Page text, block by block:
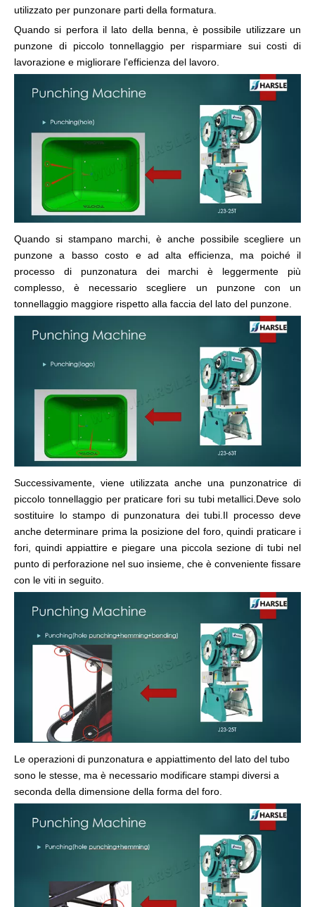
utilizzato per punzonare parti della formatura.
Quando si perfora il lato della benna, è possibile utilizzare un
punzone di piccolo tonnellaggio per risparmiare sui costi di
lavorazione e migliorare l'efficienza del lavoro.
Quando si stampano marchi, è anche possibile scegliere un
punzone a basso costo e ad alta efficienza, ma poiché il
processo di punzonatura dei marchi è leggermente più
complesso, è necessario scegliere un punzone con un
tonnellaggio maggiore rispetto alla faccia del lato del punzone.
Successivamente, viene utilizzata anche una punzonatrice di
piccolo tonnellaggio per praticare fori su tubi metallici.Deve solo
sostituire lo stampo di punzonatura dei tubi.Il processo deve
anche determinare prima la posizione del foro, quindi praticare i
fori, quindi appiattire e piegare una piccola sezione di tubi nel
punto di perforazione nel suo insieme, che è conveniente fissare
con le viti in seguito.
Le operazioni di punzonatura e appiattimento del lato del tubo
sono le stesse, ma è necessario modificare stampi diversi a
seconda della dimensione della forma del foro.